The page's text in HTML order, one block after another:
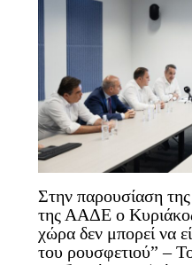
Στην παρουσίαση
της ΑΑΔΕ ο
χώρα δεν μπορεί να
του ρουσφετιού” –